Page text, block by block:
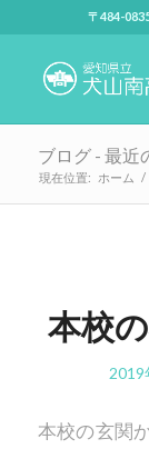
〒484-
ブログ - 最近
現在位置: ホーム /
本校
2019
本校の玄関